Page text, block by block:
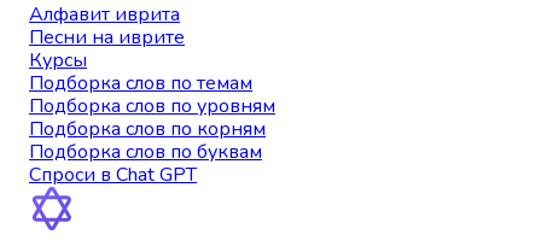
Алфавит иврита
Песни на иврите
Курсы
Подборка слов по темам
Подборка слов по уровням
Подборка слов по корням
Подборка слов по буквам
Спроси в Chat GPT